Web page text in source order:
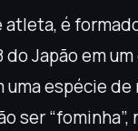
atleta, é
do Japão em
uma espécie
ser